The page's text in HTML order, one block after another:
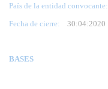
País de la entidad convocante:
Fecha de cierre: 30:04:2020
BASES